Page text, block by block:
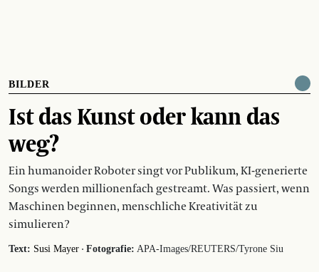
BILDER
Ist das Kunst oder kann das
weg?
Ein humanoider Roboter singt vor Publikum, KI-generierte
Songs werden millionenfach gestreamt. Was passiert, wenn
Maschinen beginnen, menschliche Kreativität zu
simulieren?
Text: Susi Mayer · Fotografie: APA-Images/REUTERS/Tyrone Siu